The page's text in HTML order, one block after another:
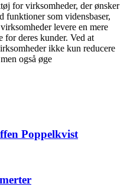
for virksomheder, der ønsker
funktioner som vidensbaser,
levere en mere
deres kunder. Ved at
ikke kun reducere
også øge
Poppelkvist